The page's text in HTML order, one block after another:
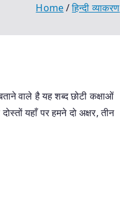
Home हिन्दी व्याकरण
वाले है यह शब्द छोटी कक्षाओं
यहाँ पर हमने दो अक्षर, तीन